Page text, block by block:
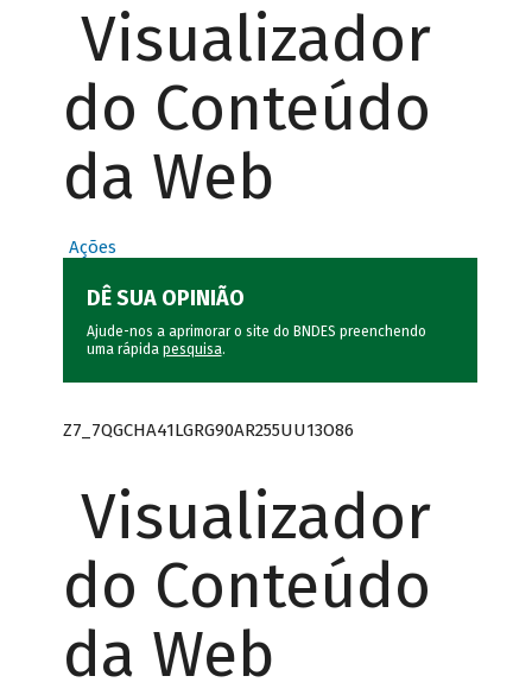
Visualizador
do Conteúdo
da Web
Ações
DÊ SUA OPINIÃO
Ajude-nos a aprimorar o site do BNDES preenchendo
uma rápida pesquisa.
Z7_7QGCHA41LGRG90AR255UU13O86
Visualizador
do Conteúdo
da Web